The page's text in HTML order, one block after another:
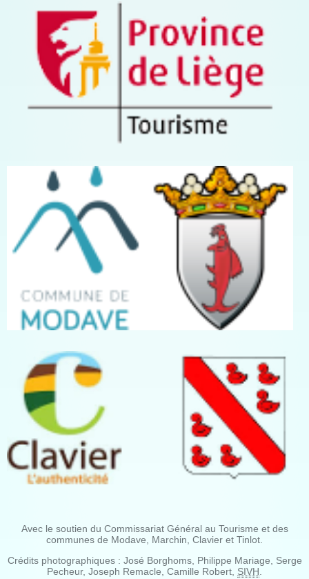
Avec le soutien du Commissariat Général au Tourisme et des
communes de Modave, Marchin, Clavier et Tinlot.
Crédits photographiques : José Borghoms, Philippe Mariage, Serge
Pecheur, Joseph Remacle, Camille Robert, SIVH